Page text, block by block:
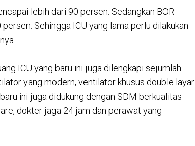
lebih dari 90 persen. Sedangkan BOR
Sehingga ICU yang lama perlu dilakukan
ICU yang baru ini juga dilengkapi sejumlah
yang modern, ventilator khusus double layar
ini juga didukung dengan SDM berkualitas
dokter jaga 24 jam dan perawat yang